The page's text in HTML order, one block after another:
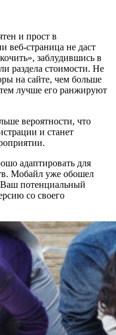
и прост в
веб-страница не даст
заблудившись в
раздела стоимости. Не
на сайте, чем больше
лучше его ранжируют
вероятности, что
и станет
адаптировать для
Мобайл уже обошел
Ваш потенциальный
со своего